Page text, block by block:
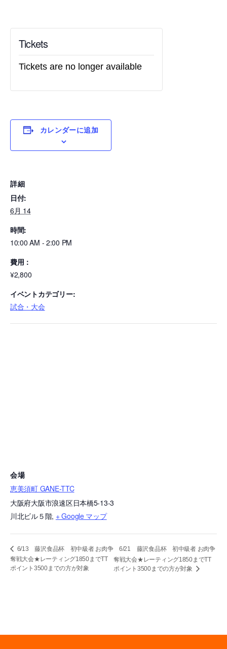
Tickets
Tickets are no longer available
カレンダーに追加
詳細
日付:
6月 14
時間:
10:00 AM - 2:00 PM
費用：
¥2,800
イベントカテゴリー:
試合・大会
会場
恵美須町 GANE-TTC
大阪府大阪市浪速区日本橋5-13-3
川北ビル５階, + Google マップ
6/13 藤沢食品杯 初中級者 お肉争
奪戦大会★レーティング1850までTT
ポイント3500までの方が対象
6/21 藤沢食品杯 初中級者 お肉争
奪戦大会★レーティング1850までTT
ポイント3500までの方が対象